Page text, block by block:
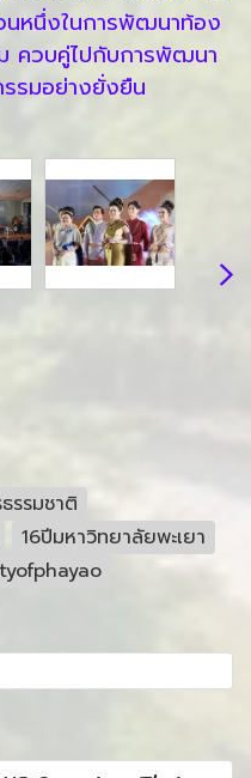
นหนึ่งในการพัฒนาท้อง
ควบคู่ไปกับการพัฒนา
รมอย่างยั่งยืน
รรมชาติ
16ปีมหาวิทยาลัยพะเยา